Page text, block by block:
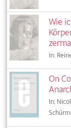
Wie
In:
On
In: